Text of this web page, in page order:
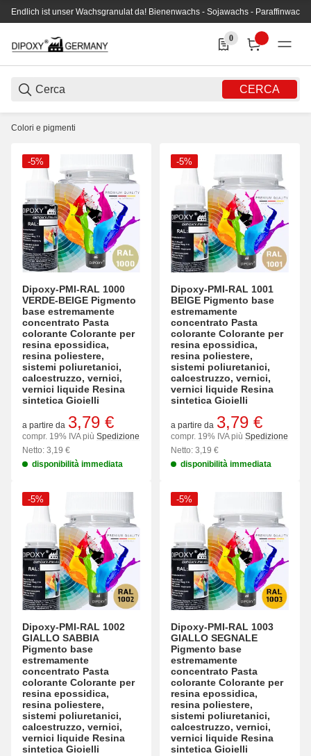
Endlich ist unser Wachsgranulat da! Bienenwachs - Sojawachs - Paraffinwachs
CERCA
0
0 Produkte in der Liste
Colori e pigmenti
-5%
Dipoxy-PMI-RAL 1000
VERDE-BEIGE Pigmento
base estremamente
concentrato Pasta
colorante Colorante per
resina epossidica,
resina poliestere,
sistemi poliuretanici,
calcestruzzo, vernici,
vernici liquide Resina
sintetica Gioielli
a partire da 3,79 €
compr. 19% IVA più Spedizione
Netto: 3,19 €
disponibilità immediata
-5%
Dipoxy-PMI-RAL 1001
BEIGE Pigmento base
estremamente
concentrato Pasta
colorante Colorante per
resina epossidica,
resina poliestere,
sistemi poliuretanici,
calcestruzzo, vernici,
vernici liquide Resina
sintetica Gioielli
a partire da 3,79 €
compr. 19% IVA più Spedizione
Netto: 3,19 €
disponibilità immediata
-5%
Dipoxy-PMI-RAL 1002
GIALLO SABBIA
Pigmento base
estremamente
concentrato Pasta
colorante Colorante per
resina epossidica,
resina poliestere,
sistemi poliuretanici,
calcestruzzo, vernici,
vernici liquide Resina
sintetica Gioielli
-5%
Dipoxy-PMI-RAL 1003
GIALLO SEGNALE
Pigmento base
estremamente
concentrato Pasta
colorante Colorante per
resina epossidica,
resina poliestere,
sistemi poliuretanici,
calcestruzzo, vernici,
vernici liquide Resina
sintetica Gioielli